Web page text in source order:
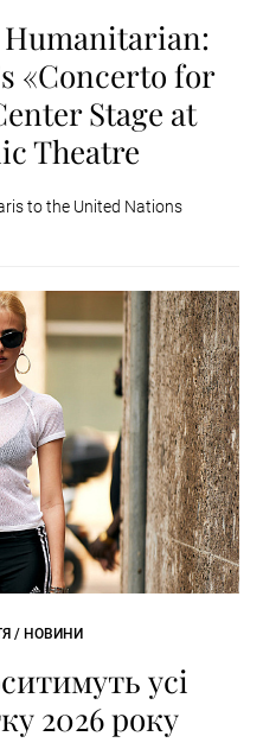
Humanitarian:
«Concerto for
Stage at
Theatre
to the United Nations
/ НОВИНИ
усі
2026 року